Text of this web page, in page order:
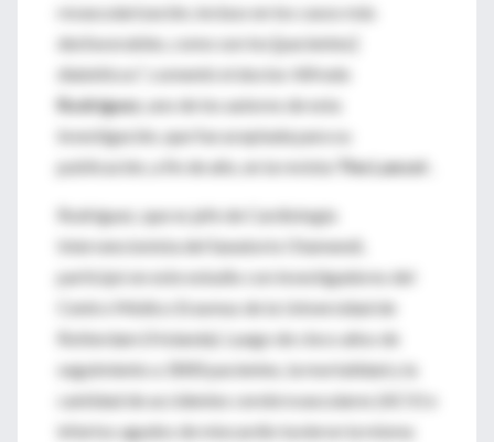
revascularización, incluso en los casos más
desfavorables, como son los [pacientes]
diabéticos", comentó el doctor Alfredo
Rodríguez , uno de los autores de esta
investigación, que fue aceptada para su
publicación, a fin de año, en la revista
The Lancet
Rodríguez, que es jefe de Cardiología
Intervencionista del Sanatorio Otamendi,
participó en este estudio con investigadores del
Centro Médico Erasmus de la Universidad de
Rotterdam (Holanda). Luego de cinco años de
seguimiento a 3000 pacientes, la mortalidad y la
cantidad de accidentes cerebrovasculares (ACV) e
infartos agudos de miocardio tuvieron la misma